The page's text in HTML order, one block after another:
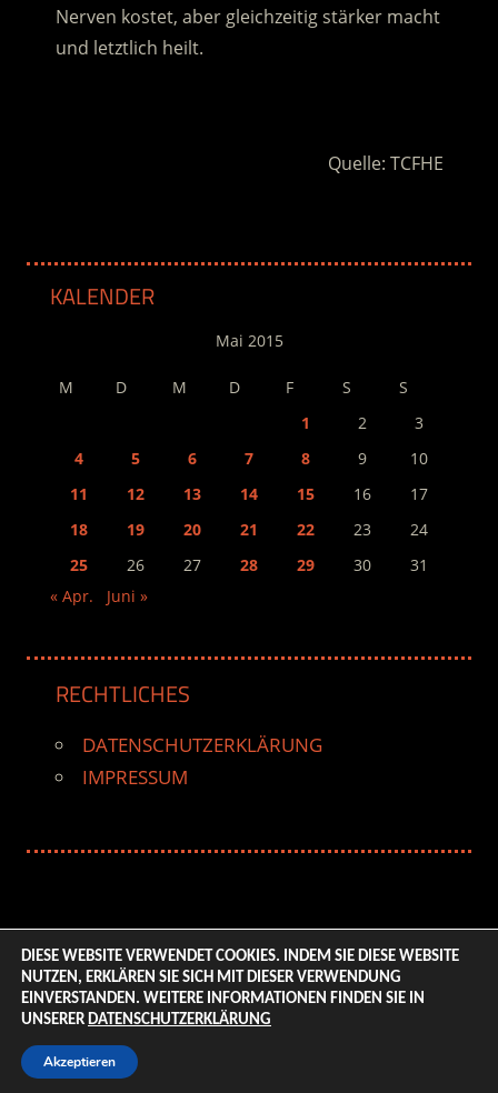
Nerven kostet, aber gleichzeitig stärker macht
und letztlich heilt.
Quelle: TCFHE
KALENDER
Mai 2015
M D M D F S
S
1
2
3
4
5 6 7 8 9
10
11
12 13 14 15 16
17
18
19 20 21 22 23
24
25
26 27 28 29 30
31
« Apr.
Juni »
RECHTLICHES
DATENSCHUTZERKLÄRUNG
IMPRESSUM
© 2026 ENTERTAINMENT BASE – Life & Style Magazine.
All Rights Reserved. | Based on
DIESE WEBSITE VERWENDET COOKIES. INDEM SIE DIESE WEBSITE
NUTZEN, ERKLÄREN SIE SICH MIT DIESER VERWENDUNG
EINVERSTANDEN. WEITERE INFORMATIONEN FINDEN SIE IN
UNSERER DATENSCHUTZERKLÄRUNG
Akzeptieren